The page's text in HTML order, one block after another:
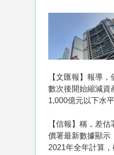
【文匯報】報導
數次後開始縮減資
1,000億元以下水
【信報】稱，差
價署最新數據顯示
2021年全年計算